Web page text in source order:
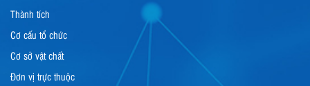
Thành tích
Cơ cấu tổ chức
Cơ sở vật chất
Đơn vị trực thuộc